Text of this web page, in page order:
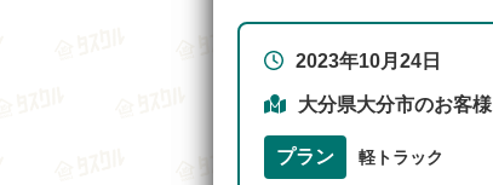
2023年10月24日
大分県大分市のお客様
プラン 軽トラック